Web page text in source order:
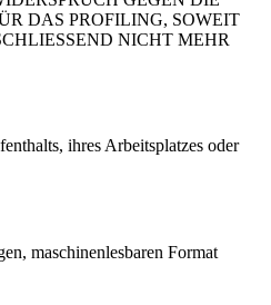
DAS PROFILING, SOWEIT
NICHT MEHR
ihres Arbeitsplatzes oder
maschinenlesbaren Format